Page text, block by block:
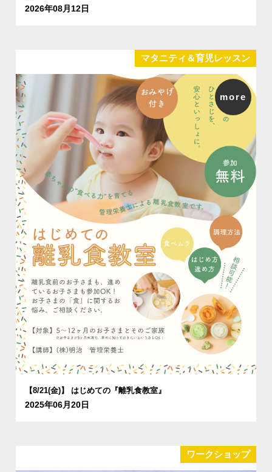
2026年08月12日
マタニティ＆育児レッスン
【8/21(金)】 はじめての『離乳食教室』
2025年06月20日
more
ワークショップ